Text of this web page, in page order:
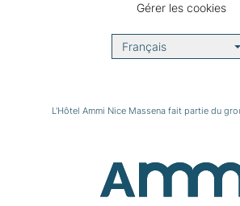
Gérer les cookies
Français
L'Hôtel Ammi Nice Massena fait partie du